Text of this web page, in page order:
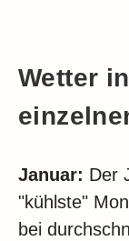
Wetter
Januar: Der
"kühlste"
bei